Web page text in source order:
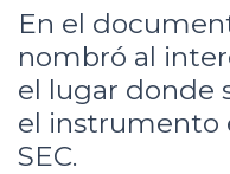
En el
nombró al
el lugar donde
el instrumento
SEC.